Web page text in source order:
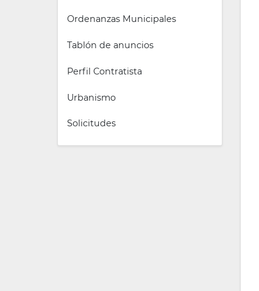
Ordenanzas Municipales
Tablón de anuncios
Perfil Contratista
Urbanismo
Solicitudes